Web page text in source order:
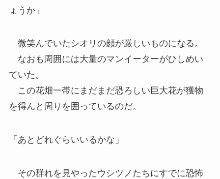
ょうか」
微笑んでいたシオリの顔が厳しいものになる。
なおも周囲には大量のマンイーターがひしめい
ていた。
この花畑一帯にまだまだ恐ろしい巨大花が獲物
を得んと周りを囲っているのだ。
「あとどれぐらいいるかな」
その群れを見やったウシツノたちにすでに恐怖